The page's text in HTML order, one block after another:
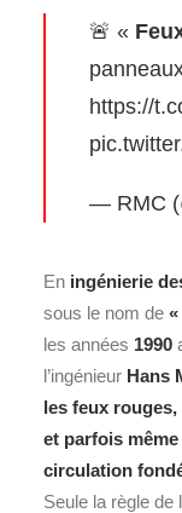
🚨 «
https://
— RMC
En ingénierie
sous le nom de
les années 1990
l’ingénieur Hans
les feux
et parfois
circulation
Seule la règle de